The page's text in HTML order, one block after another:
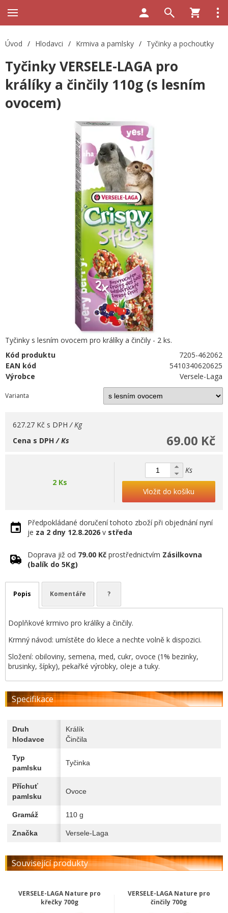
Úvod / Hlodavci / Krmiva a pamlsky / Tyčinky a pochoutky
Tyčinky VERSELE-LAGA pro
králíky a činčily 110g (s lesním
ovocem)
Tyčinky s lesním ovocem pro králíky a činčily - 2 ks.
Kód produktu
7205-462062
EAN kód
5410340620625
Výrobce
Versele-Laga
Varianta
627.27 Kč s DPH / Kg
69.00 Kč
Cena s DPH/ Ks
2 Ks
Ks
Vložit do košíku
Předpokládané doručení tohoto zboží při objednání nyní
je za 2 dny 12.8.2026 v středa
Doprava již od 79.00 Kč prostřednictvím Zásilkovna
(balík do 5Kg)
Popis Komentáře ?
Doplňkové krmivo pro králíky a činčily.
Krmný návod: umístěte do klece a nechte volně k dispozici.
Složení: obiloviny, semena, med, cukr, ovoce (1% bezinky,
brusinky, šípky), pekařké výrobky, oleje a tuky.
Specifikace
Druh
hlodavce
Králík
Činčila
Typ
pamlsku
Tyčinka
Příchuť
pamlsku
Ovoce
Gramáž 110 g
Značka Versele-Laga
Související produkty
VERSELE-LAGA Nature pro
křečky 700g
VERSELE-LAGA Nature pro
činčily 700g